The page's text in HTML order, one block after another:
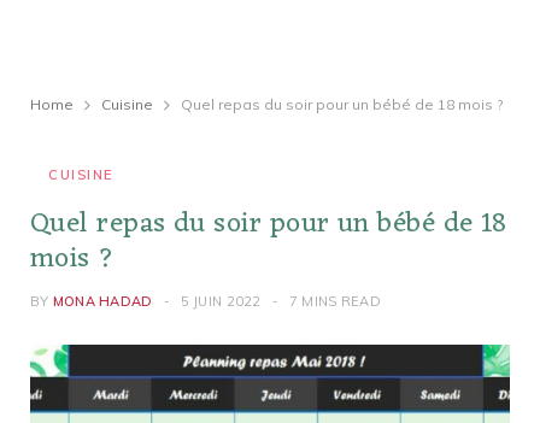
Home Cuisine Quel repas du soir pour un bébé de 18 mois ?
CUISINE
Quel repas du soir pour un bébé de 18
mois ?
BY MONA HADAD 5 JUIN 2022 7 MINS READ